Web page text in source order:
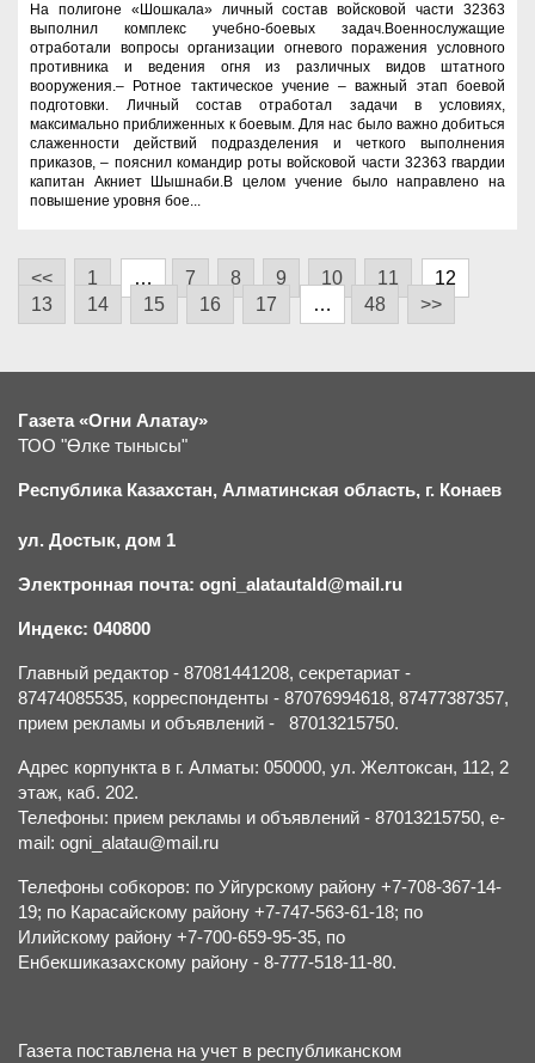
На полигоне «Шошкала» личный состав войсковой части 32363
выполнил комплекс учебно-боевых задач.Военнослужащие
отработали вопросы организации огневого поражения условного
противника и ведения огня из различных видов штатного
вооружения.– Ротное тактическое учение – важный этап боевой
подготовки. Личный состав отработал задачи в условиях,
максимально приближенных к боевым. Для нас было важно добиться
слаженности действий подразделения и четкого выполнения
приказов, – пояснил командир роты войсковой части 32363 гвардии
капитан Акниет Шышнаби.В целом учение было направлено на
повышение уровня бое...
<< 1 … 7 8 9 10 11
12
13
14 15 16 17 … 48 >>
Газета «Огни Алатау»
ТОО "Өлке тынысы"
Республика Казахстан, Алматинская область, г. Конаев
ул. Достык, дом 1
Электронная почта: ogni_alatautald@mail.ru
Индекс: 040800
Главный редактор - 87081441208, секретариат -
87474085535, корреспонденты - 87076994618, 87477387357,
прием рекламы и объявлений - 87013215750.
Адрес корпункта в г. Алматы: 050000, ул. Желтоксан, 112, 2
этаж, каб. 202.
Телефоны: прием рекламы и объявлений - 87013215750, e-
mail: ogni_alatau@mail.ru
Телефоны собкоров: по Уйгурскому району +7-708-367-14-
19; по Карасайскому району +7-747-563-61-18; по
Илийскому району +7-700-659-95-35, по
Енбекшиказахскому району - 8-777-518-11-80.
Газета поставлена на учет в республиканском